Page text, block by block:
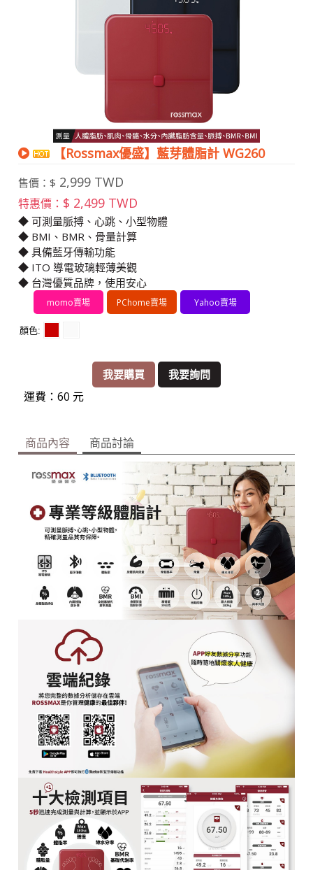
【Rossmax優盛】藍芽體脂計 WG260
售價：$ 2,999 TWD
特惠價： $ 2,499 TWD
◆ 可測量脈搏、心跳、小型物體
◆ BMI、BMR、骨量計算
◆ 具備藍牙傳輸功能
◆ ITO 導電玻璃輕薄美觀
◆ 台灣優質品牌，使用安心
momo賣場 PChome賣場 Yahoo賣場
顏色
我要購買 我要詢問
運費：60 元
商品內容 商品討論